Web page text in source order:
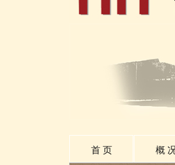
首 页 概